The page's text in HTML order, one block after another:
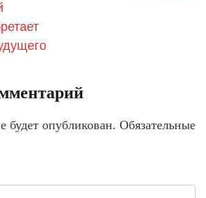
будет опубликован. Обязательные